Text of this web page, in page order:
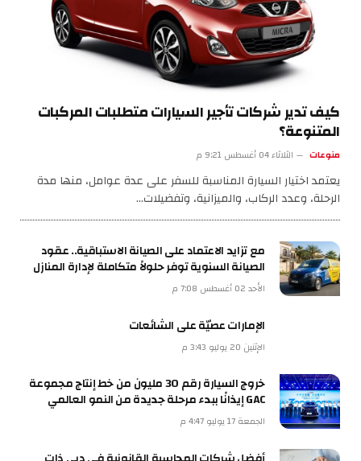
كيف تدير شركات تأجير السيارات متطلبات المركبات
المتنوعة؟
منوعات الثلاثاء 04 أغسطس 9:21 م
يعتمد اختيار السيارة المناسبة للسفر على عدة عوامل، منها مدة
الرحلة، وعدد الركاب، والميزانية، وتفضيلات…
مع تزايد الاعتماد على الصيانة الاستباقية.. عقود
الصيانة السنوية توفر حلولاً متكاملة لإدارة المنازل
الأحد 02 أغسطس 7:08 م
الإمارات عصيّة على الشائعات
الإثنين 20 يوليو 3:43 م
خروج السيارة رقم 30 مليون من خط إنتاج مجموعة
GAC إيذانًا ببدء مرحلة جديدة من النمو العالمي
الجمعة 17 يوليو 4:47 م